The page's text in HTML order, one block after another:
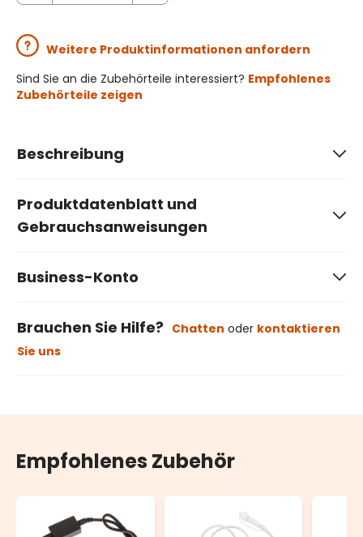
Weitere Produktinformationen anfordern
Sind Sie an die Zubehörteile interessiert? Empfohlenes
Zubehörteile zeigen
Beschreibung
Produktdatenblatt und
Gebrauchsanweisungen
Business-Konto
Brauchen Sie Hilfe? Chatten oder kontaktieren
Sie uns
Empfohlenes Zubehör